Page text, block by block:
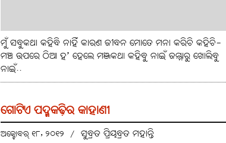
ମୁଁ ସବୁକଥା କହିବି ନାହିଁ କାରଣ ଜୀବନ ମୋତେ ମନା କରିଚି କହିଚି-
ମଞ୍ଚ ଉପରେ ଠିଆ ହ’ ହେଲେ ମଞ୍ଜକଥା କହିବୁ ନାଇଁ ଜମ୍ମାରୁ ଖୋଲିବୁ
ନାଇଁ..
ଗୋଟିଏ ପଦ୍ମକଢ଼ିର କାହାଣୀ
ଅକ୍ଟୋବର୍ ୧୮, ୨୦୧୨ / ସୁବ୍ରତ ପ୍ରିୟବ୍ରତ ମହାନ୍ତି